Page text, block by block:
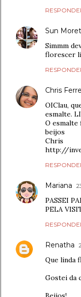
Sun
Simmm
florescer
Chris
OIClau,
esmalte.
O esmalte
beijos
Chris
http://
Mariana
PASSEI
PELA
Renatha
Que linda
Gostei da